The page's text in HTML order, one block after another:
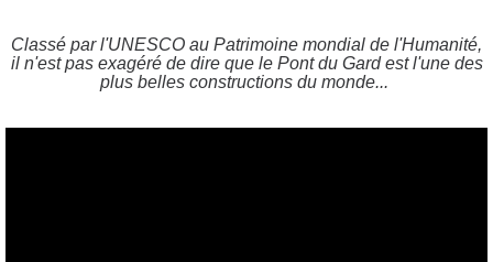
Classé par l'UNESCO au Patrimoine mondial de l'Humanité,
il n'est pas exagéré de dire que le Pont du Gard est l'une des
plus belles constructions du monde...